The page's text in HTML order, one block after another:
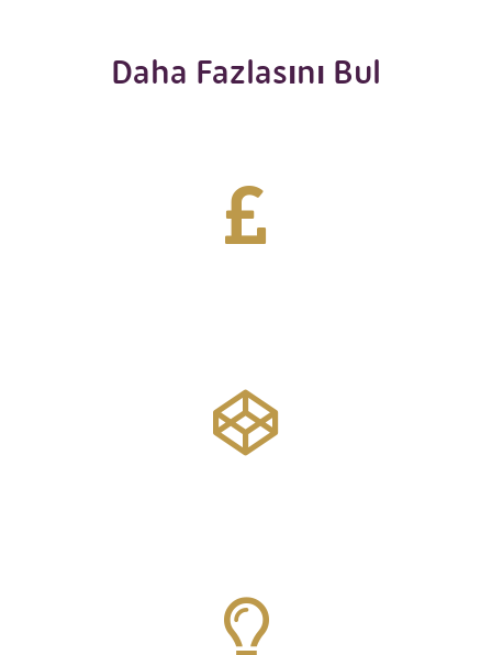
Daha Fazlasını Bul
Daha fazlasını bul
Daha fazlasını bul